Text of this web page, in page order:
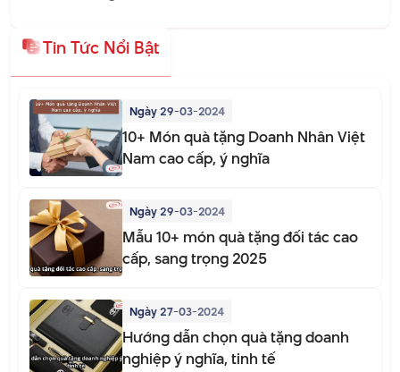
Tin Tức Nổi Bật
Ngày 29-03-2024
10+ Món quà tặng Doanh Nhân Việt
Nam cao cấp, ý nghĩa
Ngày 29-03-2024
Mẫu 10+ món quà tặng đối tác cao
cấp, sang trọng 2025
Ngày 27-03-2024
Hướng dẫn chọn quà tặng doanh
nghiệp ý nghĩa, tinh tế